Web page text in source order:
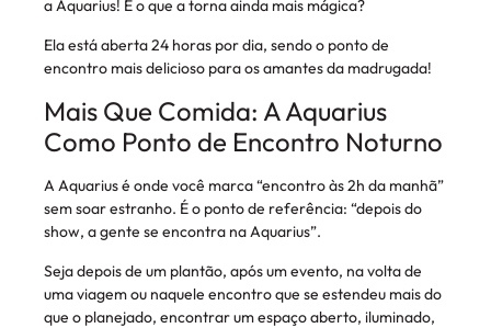
a Aquarius! E o que a torna ainda mais mágica?
Ela está aberta 24 horas por dia, sendo o ponto de
encontro mais delicioso para os amantes da madrugada!
Mais Que Comida: A Aquarius
Como Ponto de Encontro Noturno
A Aquarius é onde você marca “encontro às 2h da manhã”
sem soar estranho. É o ponto de referência: “depois do
show, a gente se encontra na Aquarius”.
Seja depois de um plantão, após um evento, na volta de
uma viagem ou naquele encontro que se estendeu mais do
que o planejado, encontrar um espaço aberto, iluminado,